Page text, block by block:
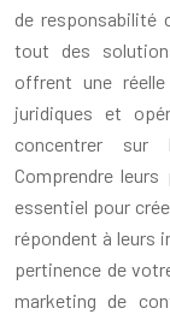
de responsabilité
tout des
offrent une
juridiques et
concentrer sur
Comprendre
essentiel pour
répondent à leurs
pertinence de
marketing de